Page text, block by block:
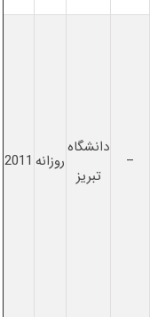
–
دانشگاه
تبریز
روزانه 2011